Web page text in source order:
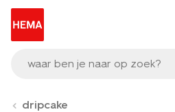
waar ben je naar op zoek?
dripcake